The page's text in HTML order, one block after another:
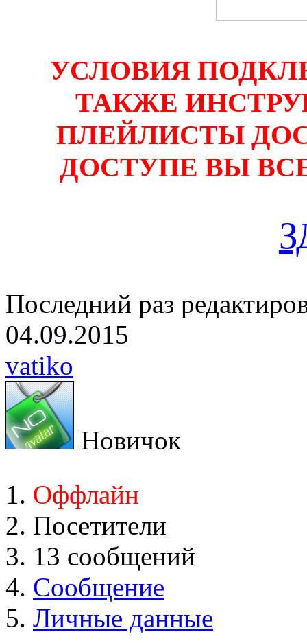
УСЛОВИЯ
ТАКЖЕ
ПЛЕЙЛИСТЫ
ДОСТУПЕ ВЫ
Последний раз
04.09.2015
vatiko
Новичок
Оффлайн
Посетители
13 сообщений
Сообщение
Личные данные